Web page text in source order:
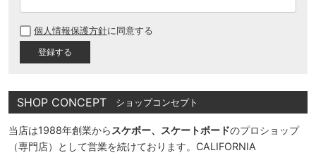
須
個人情報保護方針に同意する
SHOP CONCEPT ショップコンセプト
当店は1988年創業から スケボー、スケートボードのプロショップ
（専門店）として営業を続けております。CALIFORNIA